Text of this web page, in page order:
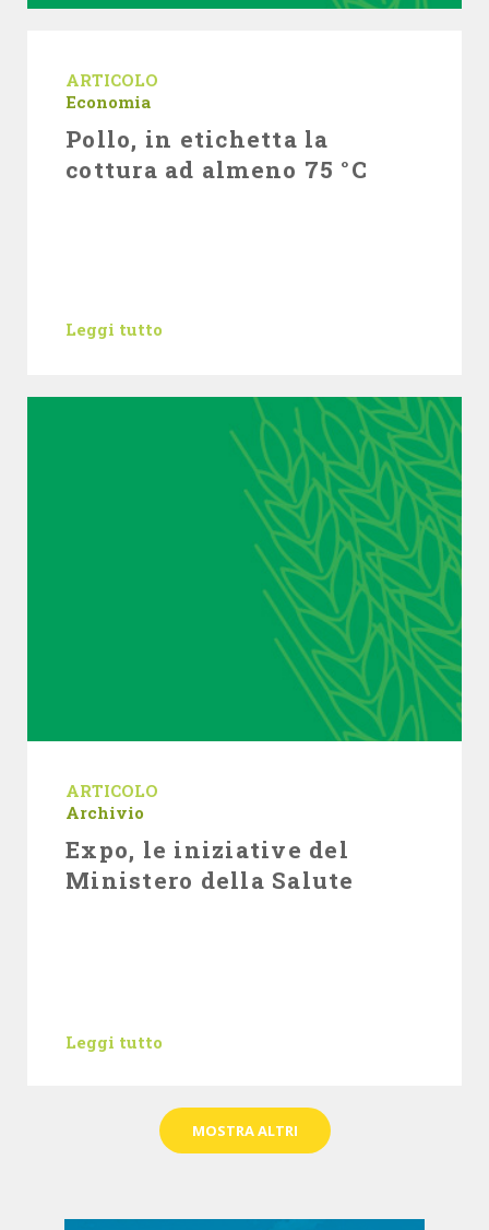
ARTICOLO
Economia
Pollo, in etichetta la
cottura ad almeno 75 °C
Leggi tutto
ARTICOLO
Archivio
Expo, le iniziative del
Ministero della Salute
Leggi tutto
MOSTRA ALTRI